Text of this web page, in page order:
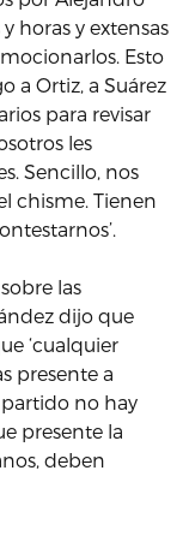
horas y extensas
Esto
a Ortiz, a Suárez
para revisar
les
Sencillo, nos
chisme. Tienen
las
dijo que
‘cualquier
presente a
no hay
presente la
deben